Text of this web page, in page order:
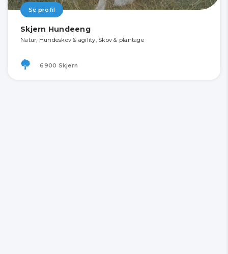
Se profil
Skjern Hundeeng
Natur, Hundeskov & agility, Skov & plantage
6900 Skjern